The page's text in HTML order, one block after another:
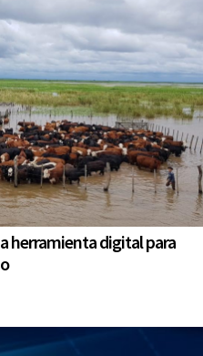
herramienta digital para